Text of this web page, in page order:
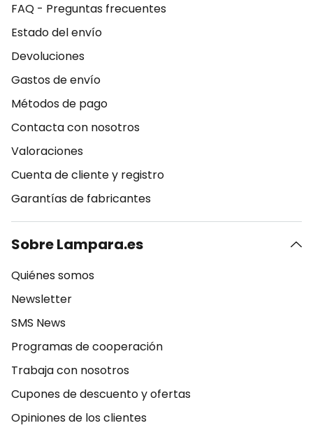
FAQ - Preguntas frecuentes
Estado del envío
Devoluciones
Gastos de envío
Métodos de pago
Contacta con nosotros
Valoraciones
Cuenta de cliente y registro
Garantías de fabricantes
Sobre Lampara.es
Quiénes somos
Newsletter
SMS News
Programas de cooperación
Trabaja con nosotros
Cupones de descuento y ofertas
Opiniones de los clientes